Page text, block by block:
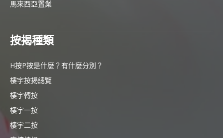
馬來西亞置業
按揭種類
H按P按是什麼？有什麼分別？
樓宇按揭總覽
樓宇轉按
樓宇一按
樓宇二按